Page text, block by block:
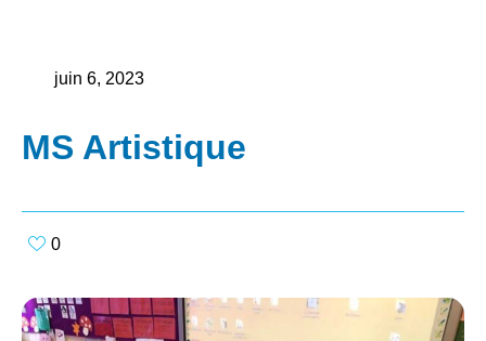
juin 6, 2023
MS Artistique
0